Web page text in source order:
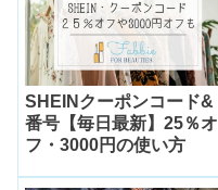
SHEINクーポンコード&
番号【毎日最新】25％オ
フ・3000円の使い方